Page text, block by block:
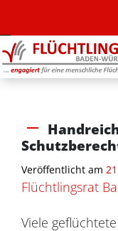
Veröffentlicht am
Flüchtlingsrat
Viele